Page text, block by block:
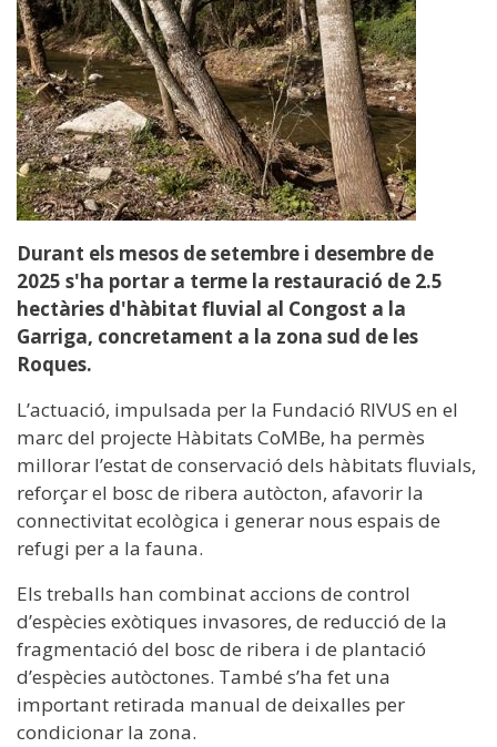
Durant els mesos de setembre i desembre de
2025 s'ha portar a terme la restauració de 2.5
hectàries d'hàbitat fluvial al Congost a la
Garriga, concretament a la zona sud de les
Roques.
L’actuació, impulsada per la Fundació RIVUS en el
marc del projecte Hàbitats CoMBe, ha permès
millorar l’estat de conservació dels hàbitats fluvials,
reforçar el bosc de ribera autòcton, afavorir la
connectivitat ecològica i generar nous espais de
refugi per a la fauna.
Els treballs han combinat accions de control
d’espècies exòtiques invasores, de reducció de la
fragmentació del bosc de ribera i de plantació
d’espècies autòctones. També s’ha fet una
important retirada manual de deixalles per
condicionar la zona.